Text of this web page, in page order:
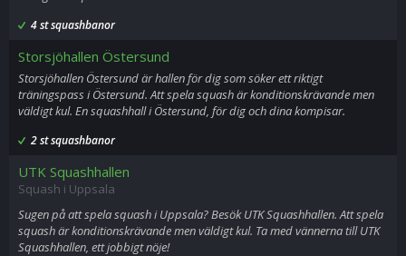
4 st squashbanor
Storsjöhallen Östersund
Storsjöhallen Östersund är hallen för dig som söker ett riktigt
träningspass i Östersund. Att spela squash är konditionskrävande men
väldigt kul. En squashhall i Östersund, för dig och dina kompisar.
2 st squashbanor
UTK Squashhallen
Squash i Uppsala
Sugen på att spela squash i Uppsala? Besök UTK Squashhallen. Att spela
squash är konditionskrävande men väldigt kul. Ta med vännerna till UTK
Squashhallen, ett jobbigt nöje!